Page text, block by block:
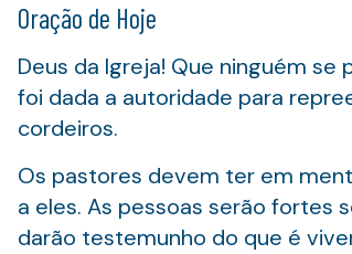
Oração de Hoje
Deus da Igreja! Que ninguém
foi dada a autoridade para
cordeiros.
Os pastores devem ter em
a eles. As pessoas serão fortes
darão testemunho do que é